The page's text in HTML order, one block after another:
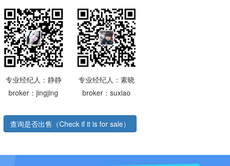
专业经纪人：静静
broker：jingjing
专业经纪人：素晓
broker：suxiao
查询是否出售（Check if it is for sale）